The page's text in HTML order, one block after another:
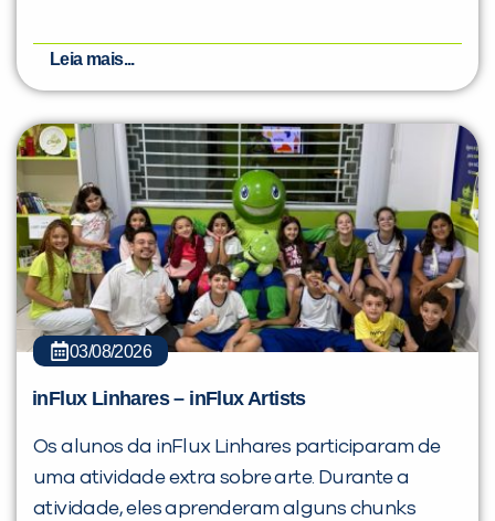
Leia mais...
03/08/2026
inFlux Linhares – inFlux Artists
Os alunos da inFlux Linhares participaram de
uma atividade extra sobre arte. Durante a
atividade, eles aprenderam alguns chunks